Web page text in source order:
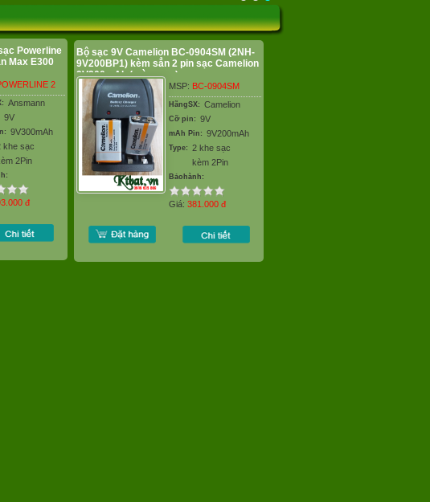
Powerline
Max E300
2
Ansmann
9V
9V300mAh
khe sạc
2Pin
đ
Bộ sạc 9V Camelion BC-0904SM (2NH-
9V200BP1) kèm sẳn 2 pin sạc Camelion
9V200mAh (màu cam)
MSP: BC-0904SM
HãngSX: Camelion
Cỡ pin: 9V
mAh Pin: 9V200mAh
Type: 2 khe sạc
kèm 2Pin
Bảohành:
Giá: 381.000 đ